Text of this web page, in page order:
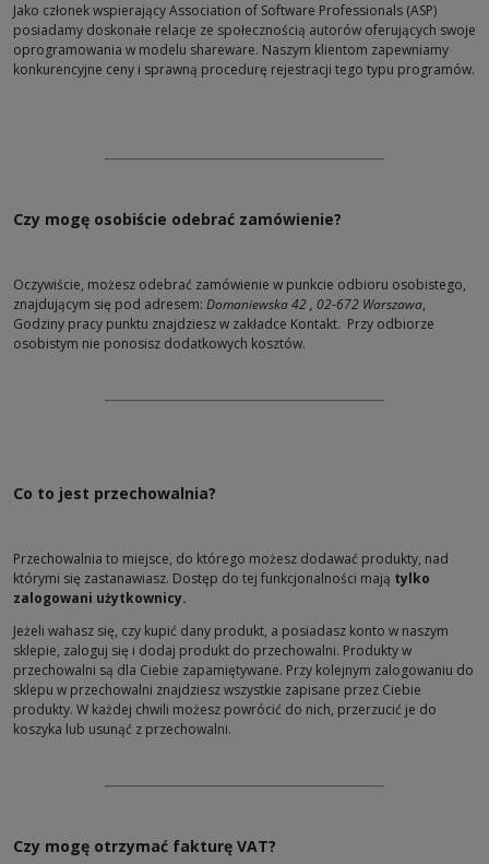
Jako członek wspierający Association of Software Professionals (ASP)
posiadamy doskonałe relacje ze społecznością autorów oferujących swoje
oprogramowania w modelu shareware. Naszym klientom zapewniamy
konkurencyjne ceny i sprawną procedurę rejestracji tego typu programów.
Czy mogę osobiście odebrać zamówienie?
Oczywiście, możesz odebrać zamówienie w punkcie odbioru osobistego,
znajdującym się pod adresem: Domaniewska 42, 02-672 Warszawa,
Godziny pracy punktu znajdziesz w zakładce Kontakt. Przy odbiorze
osobistym nie ponosisz dodatkowych kosztów.
Co to jest przechowalnia?
Przechowalnia to miejsce, do którego możesz dodawać produkty, nad
którymi się zastanawiasz. Dostęp do tej funkcjonalności mają tylko
zalogowani użytkownicy.
Jeżeli wahasz się, czy kupić dany produkt, a posiadasz konto w naszym
sklepie, zaloguj się i dodaj produkt do przechowalni. Produkty w
przechowalni są dla Ciebie zapamiętywane. Przy kolejnym zalogowaniu do
sklepu w przechowalni znajdziesz wszystkie zapisane przez Ciebie
produkty. W każdej chwili możesz powrócić do nich, przerzucić je do
koszyka lub usunąć z przechowalni.
Czy mogę otrzymać fakturę VAT?